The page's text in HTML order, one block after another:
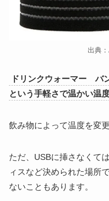
出典
ドリンクウォーマー バ
という手軽さで温かい温
飲み物によって温度を変
ただ、USBに挿さなくて
ィスなど決められた場所
ないこともあります。